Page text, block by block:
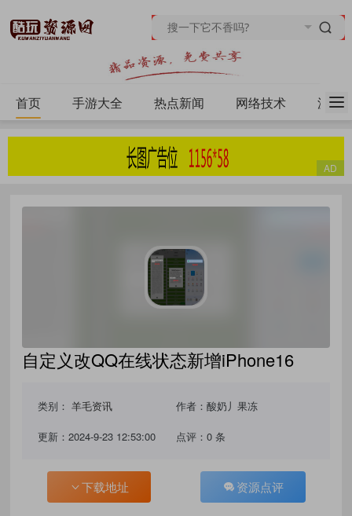
首页 手游大全 热点新闻 网络技术 源码
自定义改QQ在线状态新增iPhone16
类别：羊毛资讯 作者：酸奶丿果冻
更新：2024-9-23 12:53:00 点评：0 条
下载地址 资源点评